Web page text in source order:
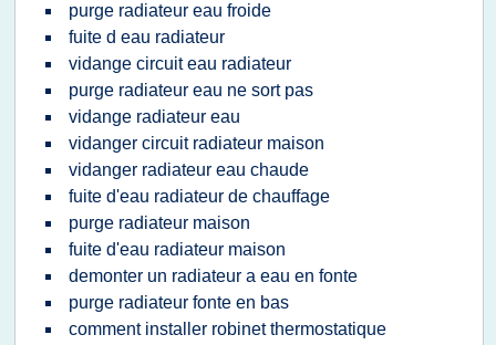
purge radiateur eau froide
fuite d eau radiateur
vidange circuit eau radiateur
purge radiateur eau ne sort pas
vidange radiateur eau
vidanger circuit radiateur maison
vidanger radiateur eau chaude
fuite d'eau radiateur de chauffage
purge radiateur maison
fuite d'eau radiateur maison
demonter un radiateur a eau en fonte
purge radiateur fonte en bas
comment installer robinet thermostatique